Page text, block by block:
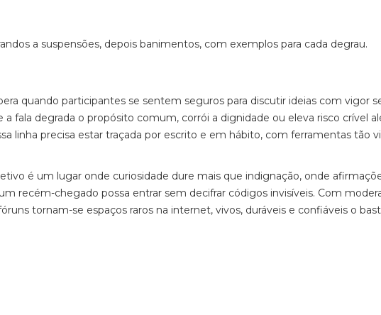
a suspensões, depois banimentos, com exemplos para cada degrau.
quando participantes se sentem seguros para discutir ideias com vigor
a fala degrada o propósito comum, corrói a dignidade ou eleva risco crível
linha precisa estar traçada por escrito e em hábito, com ferramentas tão
é um lugar onde curiosidade dure mais que indignação, onde
recém-chegado possa entrar sem decifrar códigos invisíveis. Com
tornam-se espaços raros na internet, vivos, duráveis e confiáveis o